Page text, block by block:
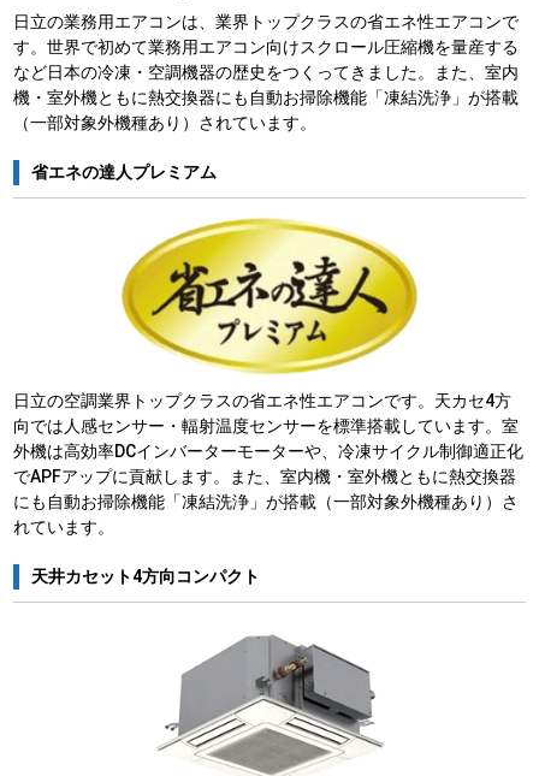
日立の業務用エアコンは、業界トップクラスの省エネ性エアコンで
す。世界で初めて業務用エアコン向けスクロール圧縮機を量産する
など日本の冷凍・空調機器の歴史をつくってきました。また、室内
機・室外機ともに熱交換器にも自動お掃除機能「凍結洗浄」が搭載
（一部対象外機種あり）されています。
省エネの達人プレミアム
日立の空調業界トップクラスの省エネ性エアコンです。天カセ4方
向では人感センサー・輻射温度センサーを標準搭載しています。室
外機は高効率DCインバーターモーターや、冷凍サイクル制御適正化
でAPFアップに貢献します。また、室内機・室外機ともに熱交換器
にも自動お掃除機能「凍結洗浄」が搭載（一部対象外機種あり）さ
れています。
天井カセット4方向コンパクト